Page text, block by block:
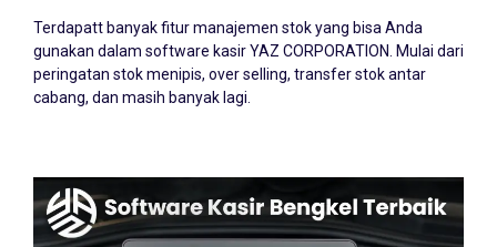
Terdapatt banyak fitur manajemen stok yang bisa Anda
gunakan dalam software kasir YAZ CORPORATION. Mulai dari
peringatan stok menipis, over selling, transfer stok antar
cabang, dan masih banyak lagi.